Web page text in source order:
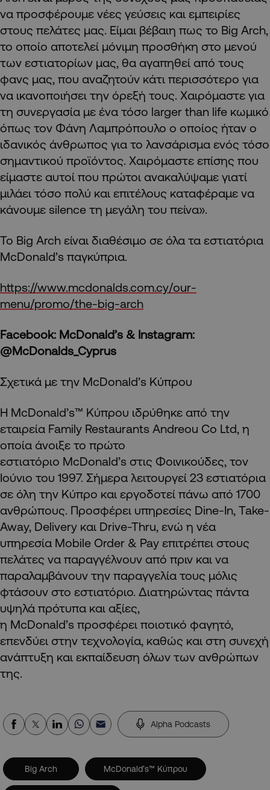
να προσφέρουμε νέες γεύσεις και εμπειρίες
στους πελάτες μας. Είμαι βέβαιη πως το Big Arch,
το οποίο αποτελεί μόνιμη προσθήκη στο μενού
των εστιατορίων μας, θα αγαπηθεί από τους
φανς μας, που αναζητούν κάτι περισσότερο για
να ικανοποιήσει την όρεξή τους. Χαιρόμαστε για
τη συνεργασία με ένα τόσο larger than life κωμικό
όπως τον Φάνη Λαμπρόπουλο ο οποίος ήταν ο
ιδανικός άνθρωπος για το λανσάρισμα ενός τόσο
σημαντικού προϊόντος. Χαιρόμαστε επίσης που
είμαστε αυτοί που πρώτοι ανακαλύψαμε γιατί
μιλάει τόσο πολύ και επιτέλους καταφέραμε να
κάνουμε silence τη μεγάλη του πείνα».
Το Big Arch είναι διαθέσιμο σε όλα τα εστιατόρια
McDonald’s παγκύπρια.
https://www.mcdonalds.com.cy/our-
menu/promo/the-big-arch
Facebook: McDonald’s & Instagram:
@McDonalds_Cyprus
Σχετικά με την McDonald’s Κύπρου
Η McDonald’s™ Κύπρου ιδρύθηκε από την
εταιρεία Family Restaurants Andreou Co Ltd, η
οποία άνοιξε το πρώτο
εστιατόριο McDonald’s στις Φοινικούδες, τον
Ιούνιο του 1997. Σήμερα λειτουργεί 23 εστιατόρια
σε όλη την Κύπρο και εργοδοτεί πάνω από 1700
ανθρώπους. Προσφέρει υπηρεσίες Dine-In, Take-
Away, Delivery και Drive-Thru, ενώ η νέα
υπηρεσία Mobile Order & Pay επιτρέπει στους
πελάτες να παραγγέλνουν από πριν και να
παραλαμβάνουν την παραγγελία τους μόλις
φτάσουν στο εστιατόριο. Διατηρώντας πάντα
υψηλά πρότυπα και αξίες,
η McDonald’s προσφέρει ποιοτικό φαγητό,
επενδύει στην τεχνολογία, καθώς και στη συνεχή
ανάπτυξη και εκπαίδευση όλων των ανθρώπων
της.
Alpha Podcasts
Big Arch McDonald’s™ Κύπρου